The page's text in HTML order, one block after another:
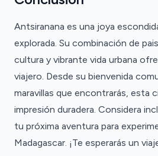
Antsiranana es una joya
explorada. Su combinación de
cultura y vibrante vida urbana
viajero. Desde su bienvenida
maravillas que encontrarás, esta
impresión duradera. Considera
tu próxima aventura para
Madagascar. ¡Te esperarás un